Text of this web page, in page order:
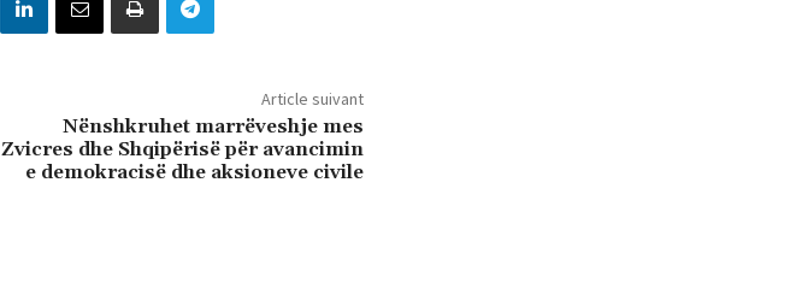
Article suivant
Nënshkruhet marrëveshje mes
Zvicres dhe Shqipërisë për avancimin
e demokracisë dhe aksioneve civile